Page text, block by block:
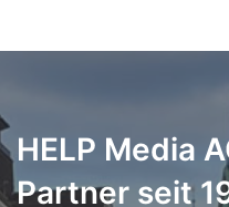
HELP Media
Partner seit